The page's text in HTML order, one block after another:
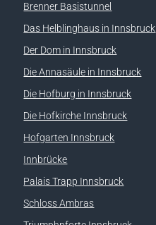
Brenner Basistunnel
Das Helblinghaus in Innsbruck
Der Dom in Innsbruck
Die Annasäule in Innsbruck
Die Hofburg in Innsbruck
Die Hofkirche Innsbruck
Hofgarten Innsbruck
Innbrücke
Palais Trapp Innsbruck
Schloss Ambras